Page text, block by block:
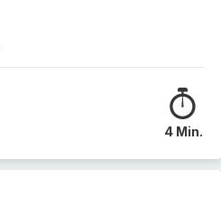
4 Min.